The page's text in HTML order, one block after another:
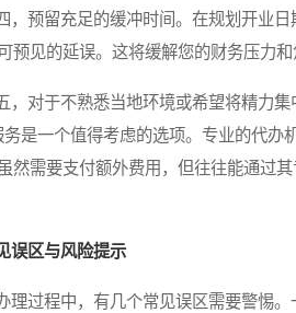
预留充足的缓冲时间。在规划开业日
预见的延误。这将缓解您的财务压力和
对于不熟悉当地环境或希望将精力集
务是一个值得考虑的选项。专业的代办
然需要支付额外费用，但往往能通过
误区与风险提示
过程中，有几个常见误区需要警惕。